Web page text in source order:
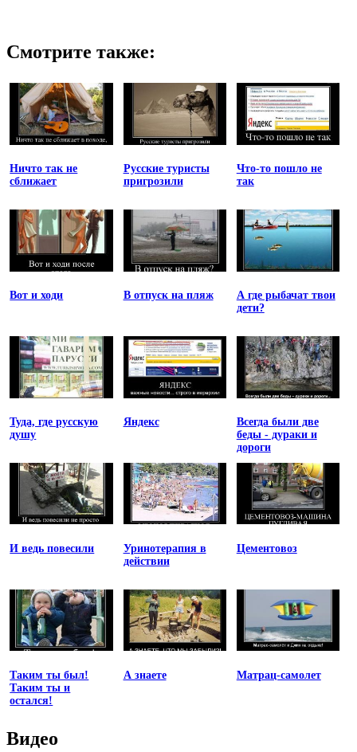
Смотрите также:
Ничто так не
сближает
Русские туристы
пригрозили
Что-то пошло не
так
Вот и ходи В отпуск на пляж
А где рыбачат твои
дети?
Туда, где русскую
душу
Яндекс
Всегда были две
беды - дураки и
дороги
И ведь повесили
Уринотерапия в
действии
Цементовоз
Таким ты был!
Таким ты и
остался!
А знаете Матрац-самолет
Видео